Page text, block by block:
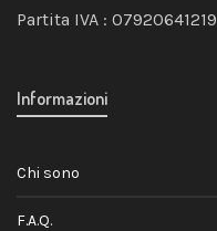
Partita IVA : 07920641219
Informazioni
Chi sono
F.A.Q.